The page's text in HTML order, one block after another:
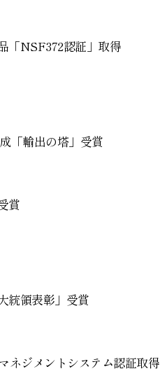
「NSF372認証」取得
「輸出の塔」受賞
賞
統領表彰」受賞
ネジメントシステム認証取得